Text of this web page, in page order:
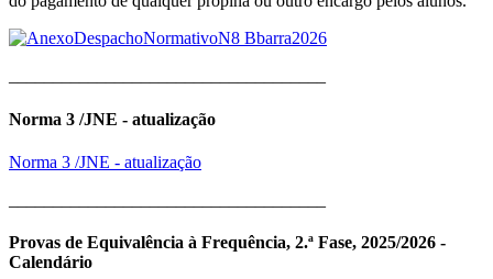
Norma 3 /JNE - atualização
Norma 3 /JNE - atualização
Provas de Equivalência à Frequência, 2.ª Fase, 2025/2026 -
Calendário